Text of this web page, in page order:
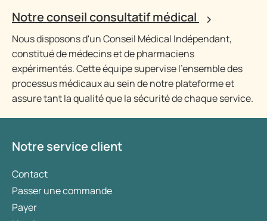
Notre conseil consultatif médical
Nous disposons d'un Conseil Médical Indépendant,
constitué de médecins et de pharmaciens
expérimentés. Cette équipe supervise l'ensemble des
processus médicaux au sein de notre plateforme et
assure tant la qualité que la sécurité de chaque service.
Notre service client
Contact
Passer une commande
Payer